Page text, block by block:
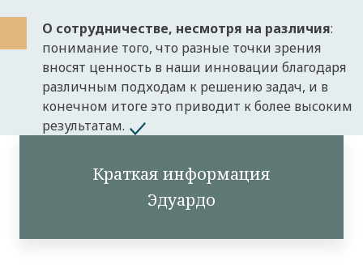
О сотрудничестве, несмотря на различия:
понимание того, что разные точки зрения
вносят ценность в наши инновации благодаря
различным подходам к решению задач, и в
конечном итоге это приводит к более высоким
результатам.
Краткая информация
Эдуардо